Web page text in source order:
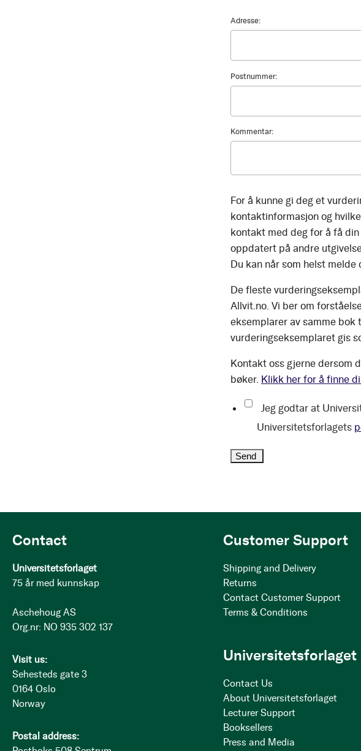
Adresse:
Postnummer:
Kommentar:
For å kunne gi deg et
kontaktinformasjon og
kontakt med deg for å få
oppdatert på andre
Du kan når som helst melde
De fleste
Allvit.no. Vi ber om
eksemplarer av samme bok
vurderingseksemplaret gis
Kontakt oss gjerne dersom
bøker. Klikk her for å finne
Jeg godtar at
Universitetsforlagets
Contact
Universitetsforlaget
75 år med kunnskap
Aschehoug AS
Org.nr: NO 935 302 137
Visit us:
Sehesteds gate 3
0164 Oslo
Norway
Postal address:
Customer Support
Shipping and Delivery
Returns
Contact Customer Support
Terms & Conditions
Universitetsforlaget
Contact Us
About Universitetsforlaget
Lecturer Support
Booksellers
Press and Media